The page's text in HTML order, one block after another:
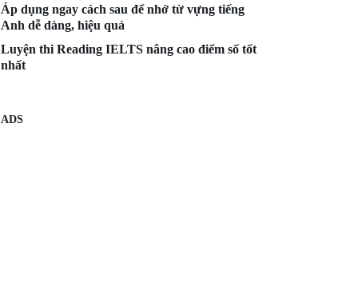
Áp dụng ngay cách sau để nhớ từ vựng tiếng
Anh dễ dàng, hiệu quả
Luyện thi Reading IELTS nâng cao điểm số tốt
nhất
ADS